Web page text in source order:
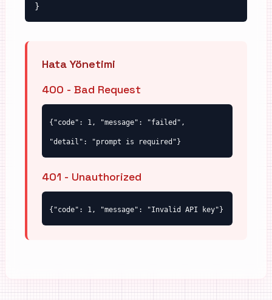
}
Hata Yönetimi
400 - Bad Request
{"code": 1, "message": "failed",
"detail": "prompt is required"}
401 - Unauthorized
{"code": 1, "message": "Invalid API key"}